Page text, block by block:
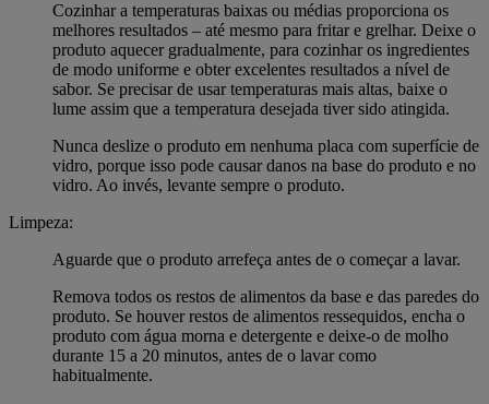
Cozinhar a temperaturas baixas ou médias proporciona os
melhores resultados – até mesmo para fritar e grelhar. Deixe o
produto aquecer gradualmente, para cozinhar os ingredientes
de modo uniforme e obter excelentes resultados a nível de
sabor. Se precisar de usar temperaturas mais altas, baixe o
lume assim que a temperatura desejada tiver sido atingida.
Nunca deslize o produto em nenhuma placa com superfície de
vidro, porque isso pode causar danos na base do produto e no
vidro. Ao invés, levante sempre o produto.
Limpeza:
Aguarde que o produto arrefeça antes de o começar a lavar.
Remova todos os restos de alimentos da base e das paredes do
produto. Se houver restos de alimentos ressequidos, encha o
produto com água morna e detergente e deixe-o de molho
durante 15 a 20 minutos, antes de o lavar como
habitualmente.